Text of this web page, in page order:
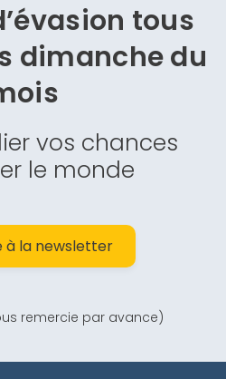
tous
dimanche du
vos chances
le monde
à la newsletter
remercie par avance)